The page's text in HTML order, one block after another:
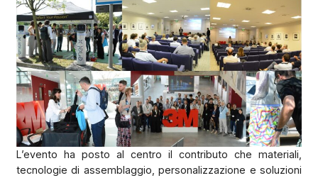
L’evento ha posto al centro il contributo che materiali,
tecnologie di assemblaggio, personalizzazione e soluzioni